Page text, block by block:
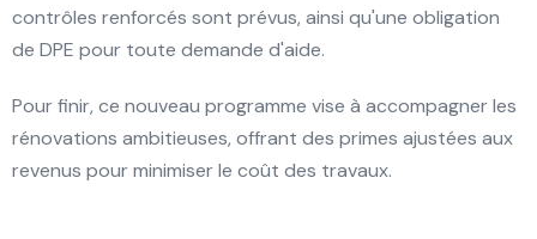
contrôles renforcés sont prévus, ainsi qu'une obligation
de DPE pour toute demande d'aide.
Pour finir, ce nouveau programme vise à accompagner les
rénovations ambitieuses, offrant des primes ajustées aux
revenus pour minimiser le coût des travaux.